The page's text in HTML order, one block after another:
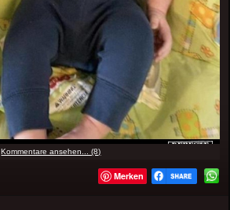
Kommentare ansehen... (8)
Merken